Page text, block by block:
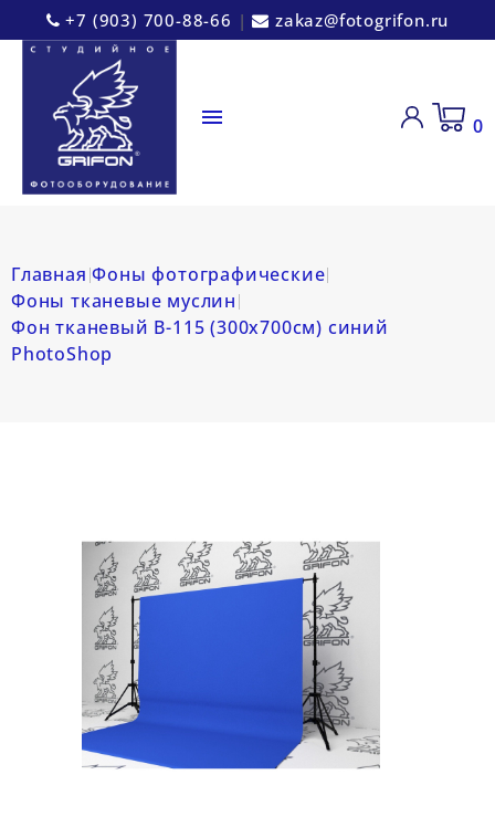
+7 (903) 700-88-66 | zakaz@fotogrifon.ru
 0
Главная Фоны фотографические
Фоны тканевые муслин
Фон тканевый B-115 (300х700см) синий
PhotoShop